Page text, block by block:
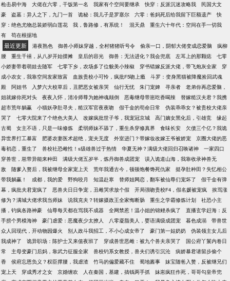
枪击易中海
大佬在六零，干饭第一名 我家有个空间要继承 快穿：反派沉迷攻略我
民国大文
豪
盗墓：异人之下，九门一首 诡秘：我儿子是罗塞尔 六零：爸妈死后给我留下巨额遗产
快
穿：绝色尤物总装娇弱白莲花
我，鲁路修，有系统！ 混天鼎
重生六十年代：空间在手一切我
有
苟在根据地
最近更新 港夜熟色 御兽小师妹穿越，全村猪猪听号令 偷亲一口，阴郁大佬变成恋爱脑
疯柳
腰
重生千禧，从八岁开始摆摊 皇后的容光 御兽：无法进化？我会兜底 左耳上的那颗痣
七零
小娇妻带着萌娃去随军
七零下乡，农场多了位貌美小辣椒 穿书错嫁反派大佬，带飞炮灰全家
穿
成小农女，我靠空间发家致富
血族贵校小可怜，疯批F5吻上瘾
斗罗：变身黑猫被降魔捡回武魂
殿
阿姐书 入梦六大校草后，丑肥恶女被亲哭 仙行无忧 朱门宠婢 寻亲者
老弟你再恋爱脑，
姐就嫁你死对头
夜夜入怀，清冷师尊为她神魂颠倒 恶毒继母带崽吃香喝辣
替嫁糙汉夫君？我携
超市荒年躺赢
小猫妖孕肚寻夫，糙汉军官夜夜吻 假千金的苟命日常
伪装乖乖女？被贵校大佬亲
哭了
七零大院来了个绝色大美人 改嫁疯批世子爷，我宠冠京城 高门嫡女黑化后，引雄竞
缘起
古蜀
女主不语，只是一味修炼 柔弱师妹不舔了，重生杀穿修真界 食味长安
欠债三个亿？我诡
异世界打工暴富
肥婆农妻医术超绝，宠夫无度 外室进门？带嫁妆改嫁王爷被娇宠
京圈大佬的恶
毒初恋，重生了
兽校社恐雌性！s级雄兽过于热情 华夏无神？满级大佬回归召唤诸神
一家四口
穿兽世，崽带异能来种田
满级大佬五岁半，炼丹御兽成团宠
误入诡道山海，我靠收录神兽无
敌
随爹入赘后，我被继母全家宠上天 荒年我通古今，顿顿饱餐馋死仇家
挺孕肚种田？失忆相公
带我躺赢！
成都，我的爱 野狗咬月 知温赴寒 替师姐网恋，翻车被仙尊们宠坏了
假千金有弹
幕，疯批夫君宠疯了
恶兽夫日日争宠，丑雌哭求放个假 开局强吻贵校F4，假名媛被宠疯
挨骂涨
修为？满城大佬求我当师妹
说我克夫？转嫁摄政王全家悔断肠 重生之学霸修炼计划
社恐小主
播，钓疯各路神豪
仙尊每天都在骂我不成器 全网禁惹！温小姐的锦鲤杀疯了
直播玄学赶海：反
手捞个男模海神
豪门虐爱：恶魔夜少太撩人 八零凝脂美人，婴语满级成团宠 暮色成溺
带兽世
众人回现代，开动物园爆火
别人政斗我招工，不小心成女帝了 豪门第一姑奶奶
伪装领主女儿后
我成神了
诡异职场：陈护士又来值夜班了 穿成兽世恶雌：被九个兽夫亲哭了
国公府丫鬟内卷日
常
主母变豪门后妈，靠武力征服全家 兽校钓系女教授，兽夫们诱引沉沦
病娇暴君请留步偷个
香
侯府忘恩负义？权臣撑腰，我虐渣 竹马的偏爱藏不住 蜀地酱事
妹宝随爸入赘，反被继兄们
宠上天
穿成秀才之女 京婚缠欢 人在秦国，基建，搞钱两手抓
妹崽疯狂作死，哥哥勾皇帝兜